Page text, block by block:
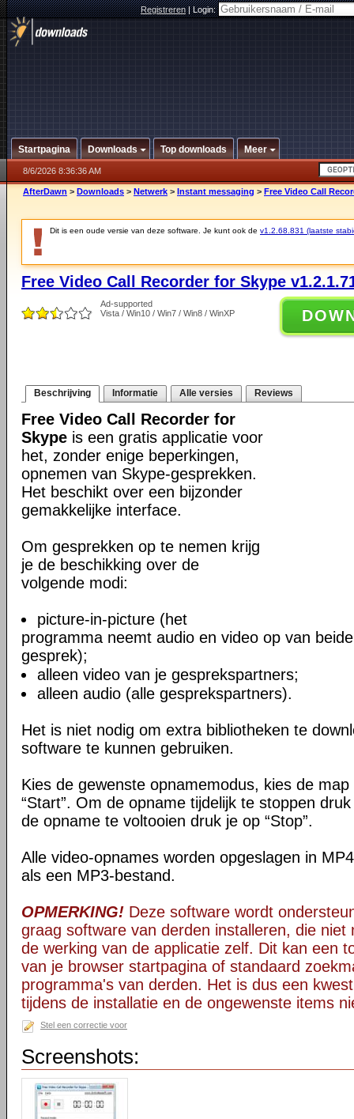
Registreren|Login:
Startpagina Downloads Top downloads Meer
8/6/2026 8:36:36 AM
AfterDawn > Downloads > Netwerk > Instant messaging > Free Video Call
Dit is een oude versie van deze software. Je kunt ook de v1.2.68.831 (laatste
Free Video Call Recorder for Skype
Ad-supported
Vista / Win10 / Win7 / Win8 / WinXP
Beschrijving Informatie Alle versies Reviews
Free Video Call Recorder for
Skype is een gratis applicatie voor
het, zonder enige beperkingen,
opnemen van Skype-gesprekken.
Het beschikt over een bijzonder
gemakkelijke interface.
Om gesprekken op te nemen krijg
je de beschikking over de
volgende modi:
picture-in-picture (het
programma neemt audio en video op van
gesprek);
alleen video van je gesprekspartners;
alleen audio (alle gesprekspartners).
Het is niet nodig om extra bibliotheken te
software te kunnen gebruiken.
Kies de gewenste opnamemodus, kies de
“Start”. Om de opname tijdelijk te stoppen
de opname te voltooien druk je op “Stop”.
Alle video-opnames worden opgeslagen in
als een MP3-bestand.
OPMERKING! Deze software wordt
graag software van derden installeren, die niet
de werking van de applicatie zelf. Dit kan een
van je browser startpagina of standaard
programma's van derden. Het is dus een
tijdens de installatie en de ongewenste items
Stel een correctie voor
Screenshots: